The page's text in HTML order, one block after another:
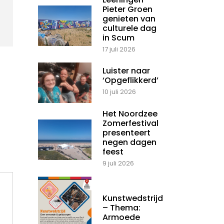
Pieter Groen
genieten van
culturele dag
in Scum
17 juli 2026
Luister naar
‘Opgeflikkerd’
10 juli 2026
Het Noordzee
Zomerfestival
presenteert
negen dagen
feest
9 juli 2026
Kunstwedstrijd
– Thema:
Armoede